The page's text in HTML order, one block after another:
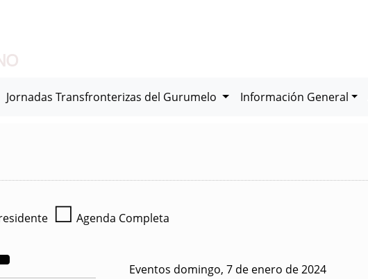
Jornadas Transfronterizas del Gurumelo Información General
☐ Agenda Completa
Eventos domingo, 7 de enero de 2024